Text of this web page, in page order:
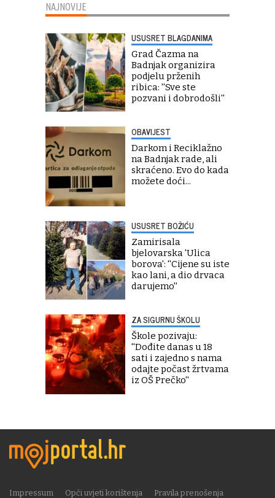
NAJNOVIJE
USUSRET BLAGDANIMA
Grad Čazma na
Badnjak organizira
podjelu prženih
ribica: ''Sve ste
pozvani i dobrodošli''
OBAVIJEST
Darkom i Reciklažno
na Badnjak rade, ali
skraćeno. Evo do kada
možete doći...
USUSRET BOŽIĆU
Zamirisala
bjelovarska 'Ulica
borova': ''Cijene su iste
kao lani, a dio drvaca
darujemo''
ZA SIGURNU ŠKOLU
Škole pozivaju:
''Dođite danas u 18
sati i zajedno s nama
odajte počast žrtvama
iz OŠ Prečko''
Impressum Opći uvjeti korištenja
Pravila prenošenja